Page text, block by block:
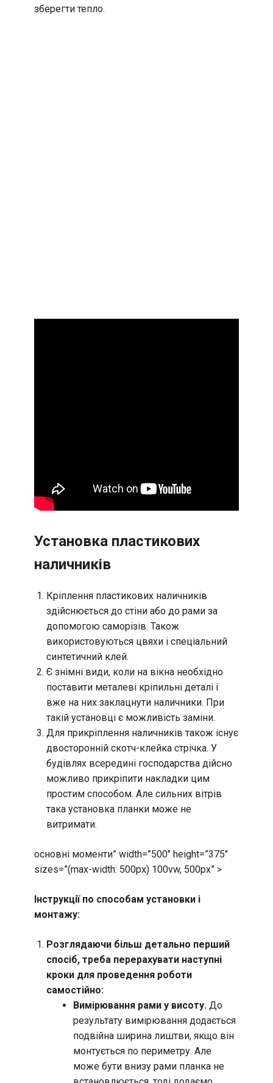
зберегти тепло.
Установка пластикових
наличників
Кріплення пластикових наличників
здійснюється до стіни або до рами за
допомогою саморізів. Також
використовуються цвяхи і спеціальний
синтетичний клей.
Є знімні види, коли на вікна необхідно
поставити металеві кріпильні деталі і
вже на них заклацнути наличники. При
такій установці є можливість заміни.
Для прикріплення наличників також існує
двосторонній скотч-клейка стрічка. У
будівлях всередині господарства дійсно
можливо прикріпити накладки цим
простим способом. Але сильних вітрів
така установка планки може не
витримати.
основні моменти” width=”500″ height=”375″
sizes=”(max-width: 500px) 100vw, 500px” >
Інструкції по способам установки і
монтажу:
Розглядаючи більш детально перший
спосіб, треба перерахувати наступні
кроки для проведення роботи
самостійно:
Вимірювання рами у висоту. До
результату вимірювання додається
подвійна ширина лиштви, якщо він
монтується по периметру. Але
може бути внизу рами планка не